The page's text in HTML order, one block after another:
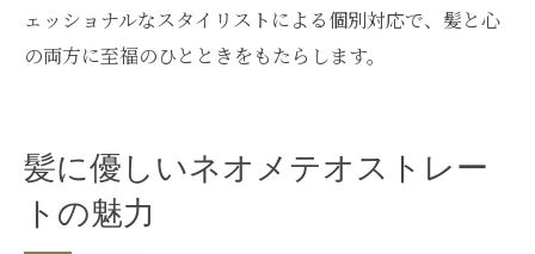
ェッショナルなスタイリストによる個別対応で、髪と心
の両方に至福のひとときをもたらします。
髪に優しいネオメテオストレー
トの魅力